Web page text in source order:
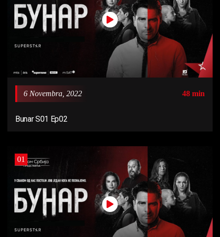
6 Novembra, 2022 48 min
Bunar S01 Ep02
01